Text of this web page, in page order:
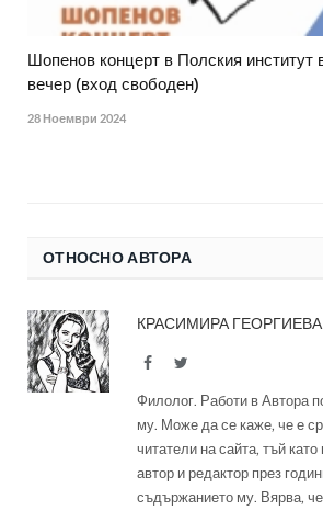
Шопенов концерт в Полския институт
вечер (вход свободен)
28 Ноември 2024
ОТНОСНО АВТОРА
КРАСИМИРА ГЕОРГИЕВА
FacebookTwitter
Филолог. Работи в Автора
му. Може да се каже, че е
читатели на сайта, тъй като
автор и редактор през
съдържанието му. Вярва,